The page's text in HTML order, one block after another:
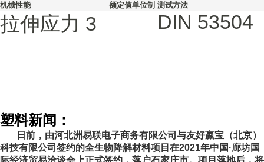
机械性能 额定值单位制 测试方法
拉伸应力 3 DIN 53504
塑料新闻：
日前，由河北洲易联电子商务有限公司与友好嬴宝（北京）
科技有限公司签约的全生物降解材料项目在2021年中国·廊坊国
际经济贸易洽谈会上正式签约，落户石家庄市。项目落地后，将